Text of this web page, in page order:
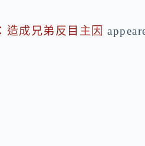
成兄弟反目主因